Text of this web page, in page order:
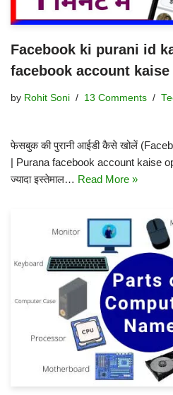
Facebook ki purani id
facebook account kaise
by Rohit Soni 13 Comments
फेसबुक की पुरानी आईडी कैसे खोलें
| Purana facebook account kaise
ज्यादा इस्तेमाल… Read More »